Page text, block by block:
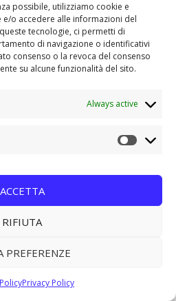
possibile, utilizziamo cookie e
o accedere alle informazioni del
tecnologie, ci permetti di
di navigazione o identificativi
consenso o la revoca del consenso
su alcune funzionalità del sito.
Always active
ACCETTA
RIFIUTA
PREFERENZE
Privacy Policy
Nuovo